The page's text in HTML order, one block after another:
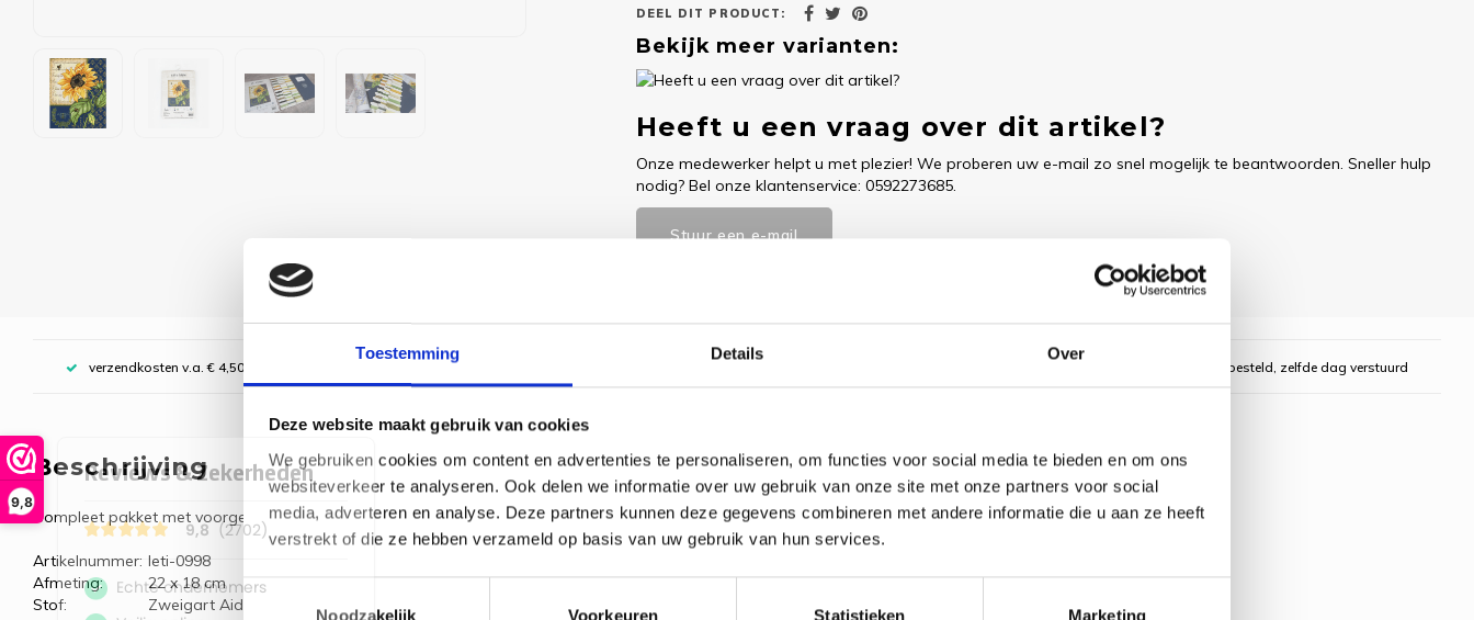
Toestemming Details Over
Deze website maakt gebruik van cookies
We gebruiken cookies om content en advertenties te personaliseren, om functies voor social media te bieden en om ons
websiteverkeer te analyseren. Ook delen we informatie over uw gebruik van onze site met onze partners voor social
media, adverteren en analyse. Deze partners kunnen deze gegevens combineren met andere informatie die u aan ze heeft
verstrekt of die ze hebben verzameld op basis van uw gebruik van hun services.
Toestemmingsselectie
Noodzakelijk
Voorkeuren Statistieken Marketing
9,8
DEEL DIT PRODUCT:
Bekijk meer varianten:
Heeft u een vraag over dit artikel?
Onze medewerker helpt u met plezier! We proberen uw e-mail zo snel mogelijk te beantwoorden. Sneller hulp
nodig? Bel onze klantenservice: 0592273685.
Stuur een e-mail
verzendkosten v.a. € 4,50, boven € 70,00 gratis (NL) Voor 16:00 uur besteld, zelfde dag verstuurd
Beschrijving
Compleet pakket met voorgesorteerde borduurgarens.
Artikelnummer: leti-0998
Afmeting:
22 x 18 cm
Stof:
Zweigart Aida, donkerblauw